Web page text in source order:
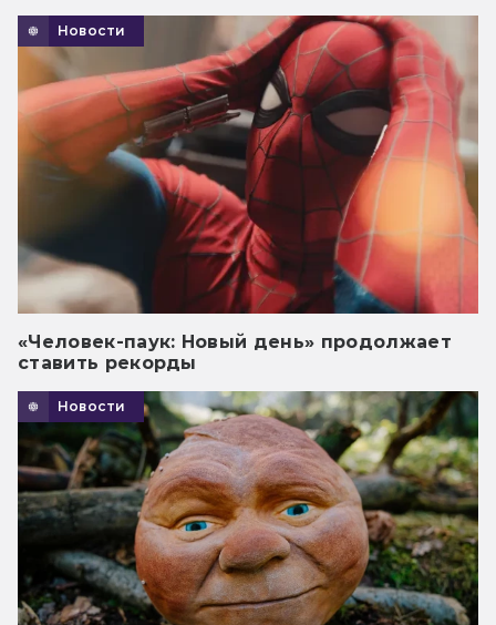
Новости
«Человек-паук: Новый день» продолжает
ставить рекорды
Новости